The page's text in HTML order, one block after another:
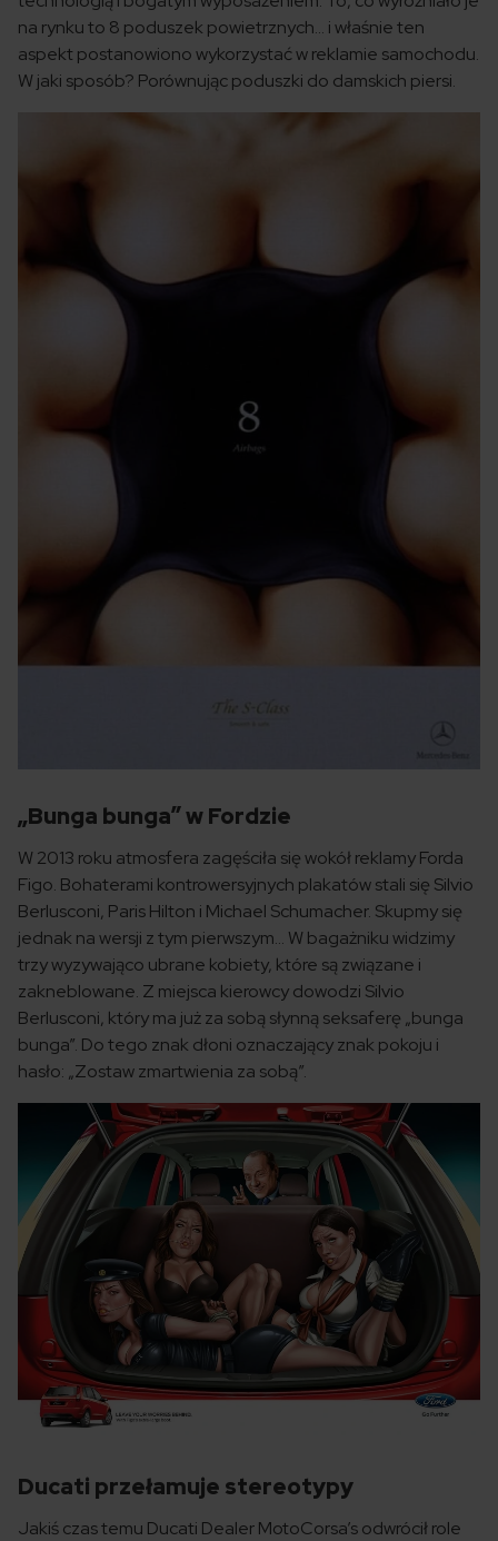
na rynku to 8 poduszek powietrznych… i właśnie ten
aspekt postanowiono wykorzystać w reklamie samochodu.
W jaki sposób? Porównując poduszki do damskich piersi.
„Bunga bunga” w Fordzie
W 2013 roku atmosfera zagęściła się wokół reklamy Forda
Figo. Bohaterami kontrowersyjnych plakatów stali się Silvio
Berlusconi, Paris Hilton i Michael Schumacher. Skupmy się
jednak na wersji z tym pierwszym… W bagażniku widzimy
trzy wyzywająco ubrane kobiety, które są związane i
zakneblowane. Z miejsca kierowcy dowodzi Silvio
Berlusconi, który ma już za sobą słynną seksaferę „bunga
bunga”. Do tego znak dłoni oznaczający znak pokoju i
hasło: „Zostaw zmartwienia za sobą”.
Ducati przełamuje stereotypy
Jakiś czas temu Ducati Dealer MotoCorsa’s odwrócił role